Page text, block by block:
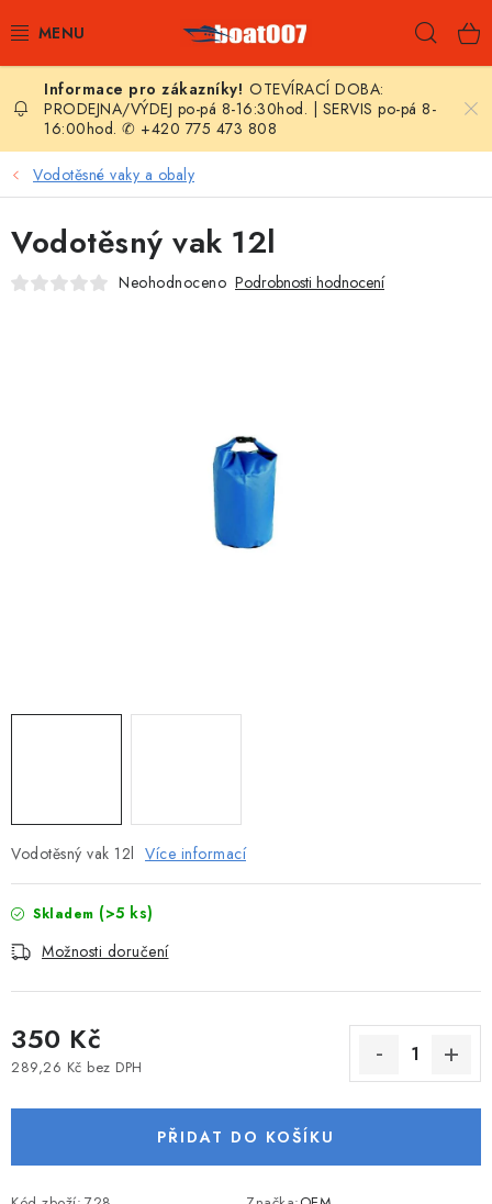
na
E-SHOP
AKČNÍ SLEVY
KAJAKY, KÁNOE A RAFTY
KATAMARÁNY - PONTON BOAT
PŘÍSLUŠENSTVÍ K ČLUNŮM
PŘÍSLUŠENSTVÍ K MOTORŮM
OTEVÍRACÍ DOBA:
PRODEJNA/VÝDEJ po-pá 8-16:30hod. | SERVIS po-pá 8-
16:00hod. ✆ +420 775 473 808
Vodotěsné vaky a obaly
Vodotěsný vak 12l Více informací
Skladem (>5 ks)
Možnosti doručení
350 Kč
289,26 Kč bez DPH
PŘIDAT DO KOŠÍKU
Vodotěsný vak 12l
Neohodnoceno Podrobnosti hodnocení